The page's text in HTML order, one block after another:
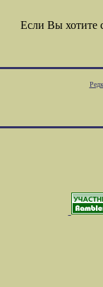
Если Вы хотите